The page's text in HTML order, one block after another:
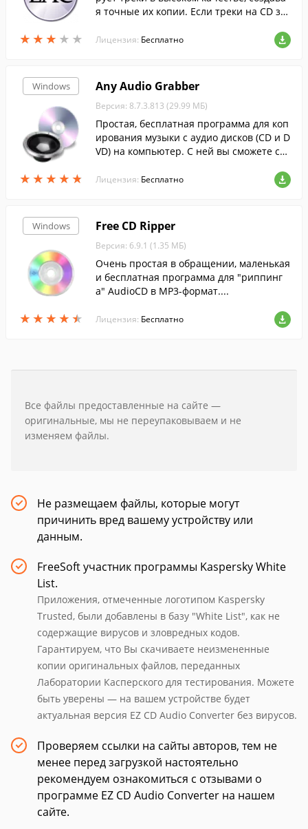
★ ★ ★ ★ ★
★ ★ ★ ★ ★
я точные их копии. Если треки на CD за
ировать на ПК как обычные файлы....
Лицензия: Бесплатно
Windows
★ ★ ★ ★ ★
★ ★ ★ ★ ★
Any Audio Grabber
Версия: 8.7.3.813 (29.99 МБ)
Простая, бесплатная программа для коп
ирования музыки с аудио дисков (CD и D
VD) на компьютер. С ней вы сможете ско
ив ее на компьютере в удобном для вас
Лицензия: Бесплатно
Windows
★ ★ ★ ★ ★
★ ★ ★ ★ ★
Free CD Ripper
Версия: 6.9.1 (1.35 МБ)
Очень простая в обращении, маленькая
и бесплатная программа для "риппинг
а" AudioCD в МР3-формат....
Лицензия: Бесплатно
Все файлы предоставленные на сайте —
оригинальные, мы не переупаковываем и не
изменяем файлы.
Не размещаем файлы, которые могут
причинить вред вашему устройству или
данным.
FreeSoft участник программы Kaspersky White
List.
Приложения, отмеченные логотипом Kaspersky
Trusted, были добавлены в базу "White List", как не
содержащие вирусов и зловредных кодов.
Гарантируем, что Вы скачиваете неизмененные
копии оригинальных файлов, переданных
Лаборатории Касперского для тестирования. Можете
быть уверены — на вашем устройстве будет
актуальная версия EZ CD Audio Converter без вирусов.
Проверяем ссылки на сайты авторов, тем не
менее перед загрузкой настоятельно
рекомендуем ознакомиться с отзывами о
программе EZ CD Audio Converter на нашем
сайте.